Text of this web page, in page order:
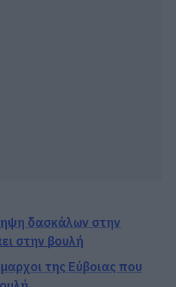
δασκάλων στην
στην βουλή
της Εύβοιας που